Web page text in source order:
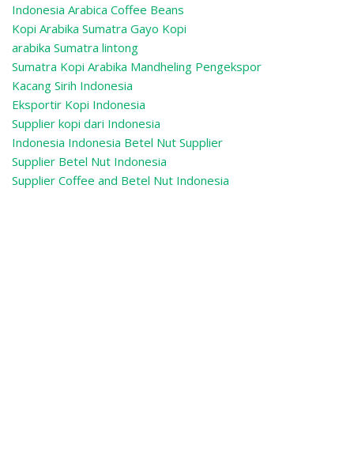
Indonesia Arabica Coffee Beans
Kopi Arabika Sumatra Gayo Kopi
arabika Sumatra lintong
Sumatra Kopi Arabika Mandheling Pengekspor
Kacang Sirih Indonesia
Eksportir Kopi Indonesia
Supplier kopi dari Indonesia
Indonesia Indonesia Betel Nut Supplier
Supplier Betel Nut Indonesia
Supplier Coffee and Betel Nut Indonesia